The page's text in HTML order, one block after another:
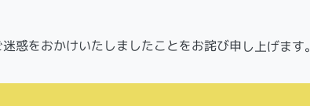
惑をおかけいたしましたことをお詫び申し上げます。